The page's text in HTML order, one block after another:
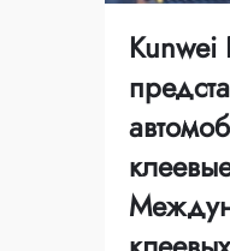
Kunwei